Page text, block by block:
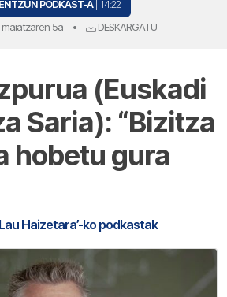
ENTZUN PODKAST-A | 14:22
5a • DESKARGATU
(Euskadi
Saria): “Bizitza
hobetu gura
Haizetara’-ko podkastak